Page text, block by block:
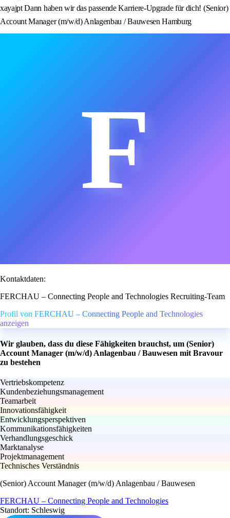
xayajpt Dann haben wir das passende Karriere-Upgrade für dich! (Senior)
Account Manager (m/w/d) Anlagenbau / Bauwesen Hamburg
F
Kontaktdaten:
FERCHAU – Connecting People and Technologies Recruiting-Team
Profil von FERCHAU – Connecting People and Technologies
anzeigen
Wir glauben, dass du diese Fähigkeiten brauchst, um (Senior)
Account Manager (m/w/d) Anlagenbau / Bauwesen mit Bravour
zu bestehen
Vertriebskompetenz
Kundenbeziehungsmanagement
Teamarbeit
Innovationsfähigkeit
Entwicklungsperspektiven
Kommunikationsfähigkeiten
Verhandlungsgeschick
Marktanalyse
Projektmanagement
Technisches Verständnis
(Senior) Account Manager (m/w/d) Anlagenbau / Bauwesen
FERCHAU – Connecting People and Technologies
Standort: Schleswig